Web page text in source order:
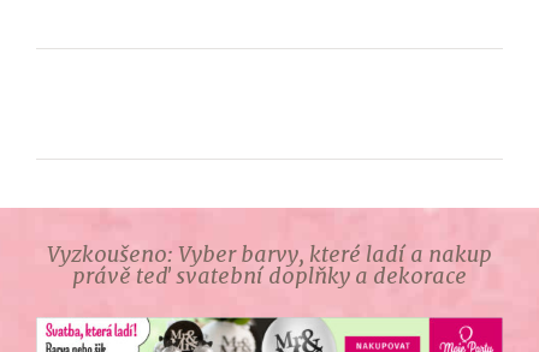
Vyzkoušeno: Vyber barvy, které ladí a nakup
právě teď svatební doplňky a dekorace